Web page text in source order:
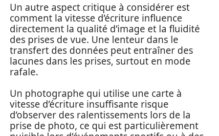
Un autre aspect critique à considérer est
comment la vitesse d’écriture influence
directement la qualité d’image et la fluidité
des prises de vue. Une lenteur dans le
transfert des données peut entraîner des
lacunes dans les prises, surtout en mode
rafale.
Un photographe qui utilise une carte à
vitesse d’écriture insuffisante risque
d’observer des ralentissements lors de la
prise de photo, ce qui est particulièrement